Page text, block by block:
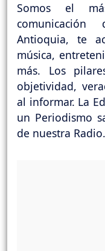
Somos el
Antioquia, te
música,
más. Los
objetividad,
al informar. La
un Periodismo
de nuestra Radio.